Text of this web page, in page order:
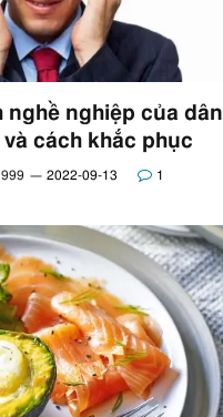
nghề nghiệp của dân
cách khắc phục
2022-09-13 1